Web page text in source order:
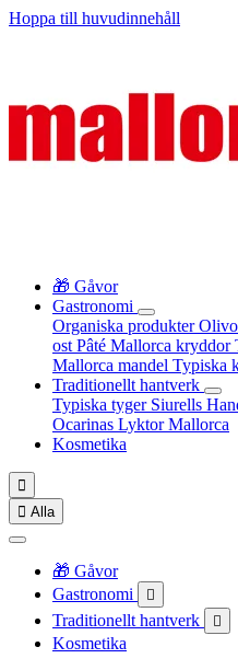
Hoppa till huvudinnehåll
🎁 Gåvor
Gastronomi
Organiska produkter
ost Pâté Mallorca kryddor
Mallorca mandel Typiska
Traditionellt hantverk
Typiska tyger Siurells
Ocarinas Lyktor Mallorca
Kosmetika

 Alla
🎁 Gåvor
Gastronomi

Traditionellt hantverk 
Kosmetika